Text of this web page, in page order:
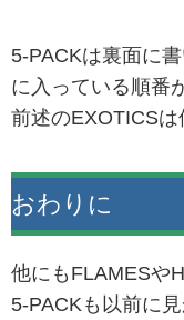
5-PACKは裏面に
に入っている順番
前述のEXOTICSは
おわりに
他にもFLAMESや
5-PACKも以前に